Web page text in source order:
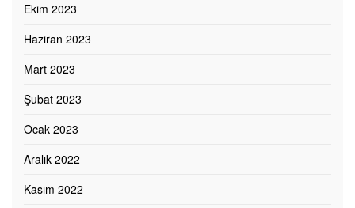
Ekim 2023
Haziran 2023
Mart 2023
Şubat 2023
Ocak 2023
Aralık 2022
Kasım 2022